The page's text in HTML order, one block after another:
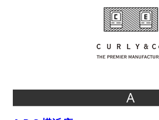
A